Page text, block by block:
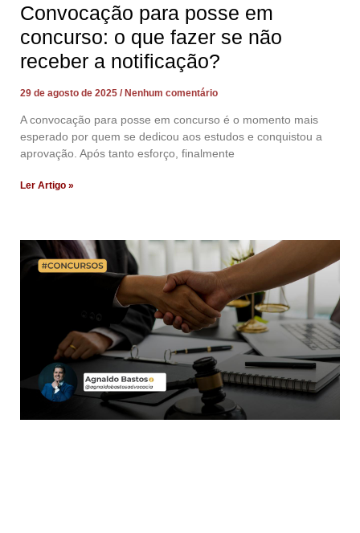
Convocação para posse em
concurso: o que fazer se não
receber a notificação?
29 de agosto de 2025 Nenhum comentário
A convocação para posse em concurso é o momento mais
esperado por quem se dedicou aos estudos e conquistou a
aprovação. Após tanto esforço, finalmente
Ler Artigo »